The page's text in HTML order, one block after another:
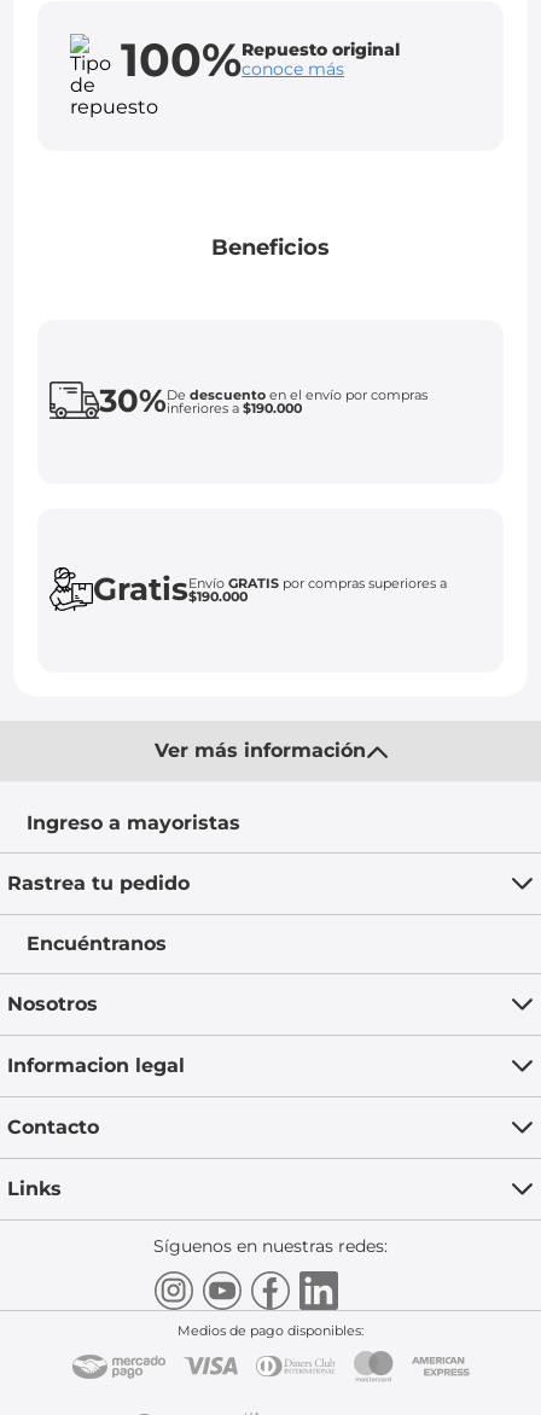
100%Repuesto original
conoce más
Beneficios
30%Dedescuento en el envío por compras
inferiores a$190.000
GratisEnvíoGRATIS por compras superiores a
$190.000
Ver más información
Ingreso a mayoristas
Rastrea tu pedido
Encuéntranos
Nosotros
Informacion legal
Contacto
Links
Síguenos en nuestras redes:
Medios de pago disponibles: